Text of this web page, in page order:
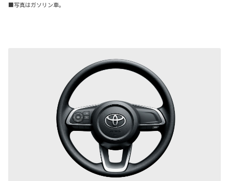
■写真はガソリン車。